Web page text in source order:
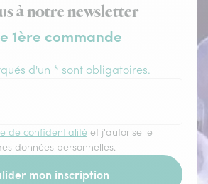
à notre newsletter
1ère commande
d'un * sont obligatoires.
de confidentialité et j'autorise le
données personnelles.
mon inscription